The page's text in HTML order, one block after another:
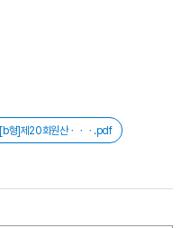
[b형]제20회원산ㆍㆍㆍ.pdf